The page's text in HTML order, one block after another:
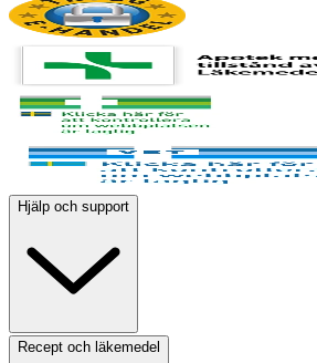
Hjälp och support
Recept och läkemedel